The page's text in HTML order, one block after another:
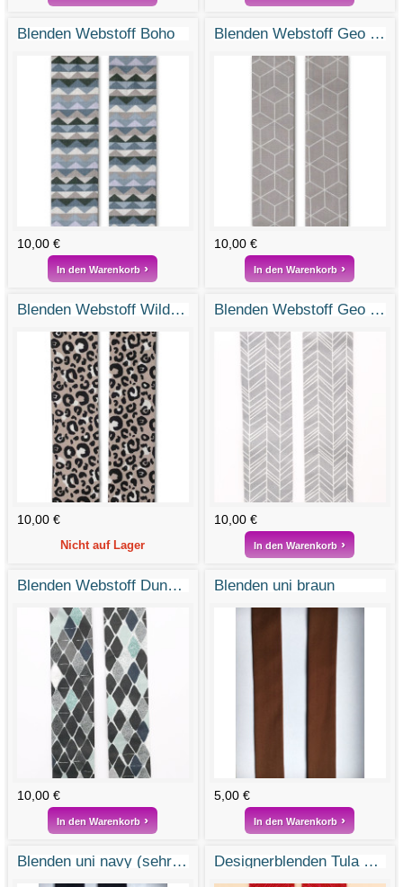
Blenden Webstoff Boho
10,00 €
In den Warenkorb
Blenden Webstoff Geo Greige
10,00 €
In den Warenkorb
Blenden Webstoff Wildnis
10,00 €
Nicht auf Lager
Blenden Webstoff Geo Pfeile Grau
10,00 €
In den Warenkorb
Blenden Webstoff Dunkle Diamanten
10,00 €
In den Warenkorb
Blenden uni braun
5,00 €
In den Warenkorb
Blenden uni navy (sehr dunkles Blau) Designerblenden Tula Pink "True Colors" sienna